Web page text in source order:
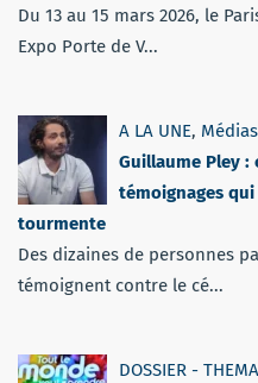
Du 13 au 15 mars 2026, le
Expo Porte de V...
A LA UNE, Médias
Guillaume Pley :
témoignages
tourmente
Des dizaines de personnes
témoignent contre le cé...
DOSSIER - THEMA